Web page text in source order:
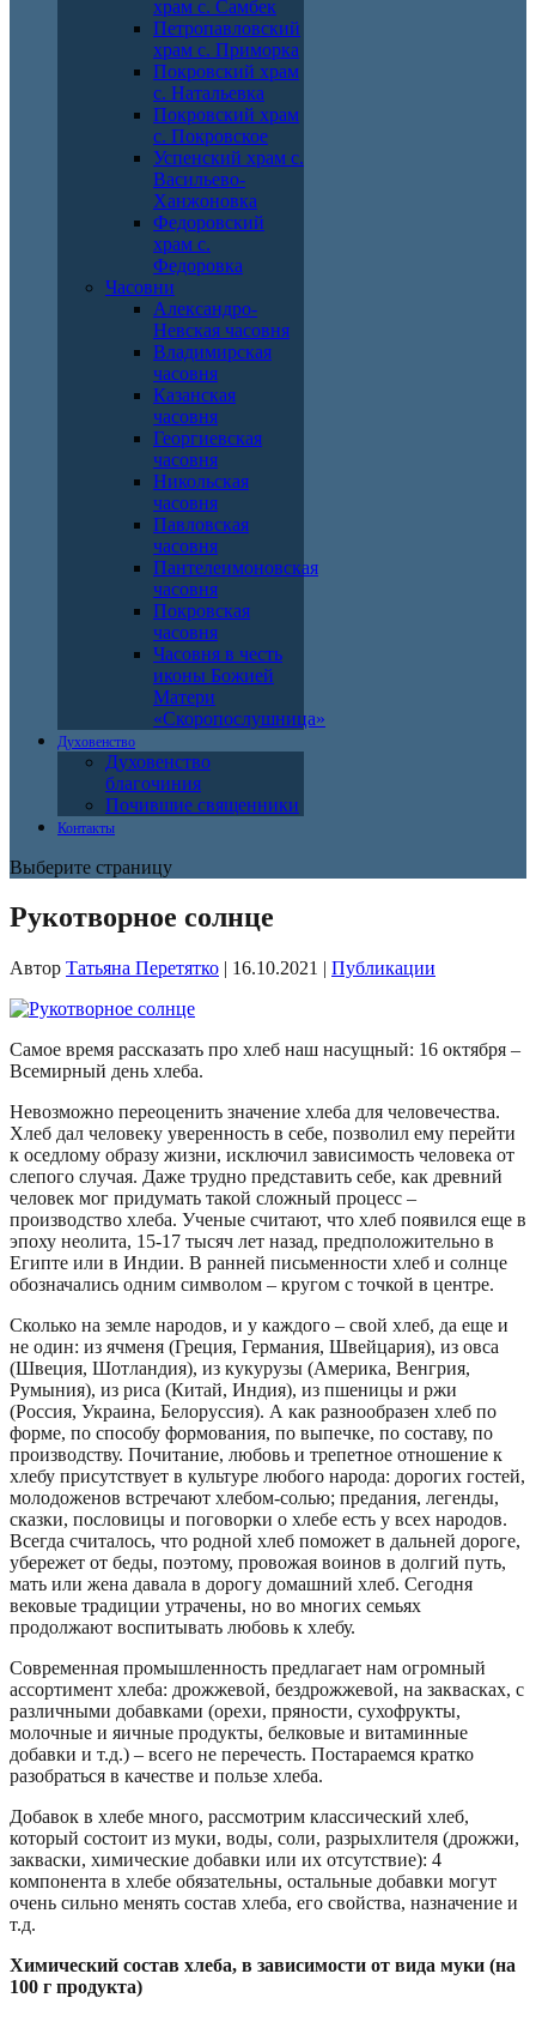
храм с. Самбек
Петропавловский
храм с. Приморка
Покровский храм
с. Натальевка
Покровский храм
с. Покровское
Успенский храм с.
Васильево-
Ханжоновка
Федоровский
храм с.
Федоровка
Часовни
Александро-
Невская часовня
Владимирская
часовня
Казанская
часовня
Георгиевская
часовня
Никольская
часовня
Павловская
часовня
Пантелеимоновская
часовня
Покровская
часовня
Часовня в честь
иконы Божией
Матери
«Скоропослушница»
Духовенство
Духовенство
благочиния
Почившие священники
Контакты
Выберите страницу
Рукотворное солнце
Автор Татьяна Перетятко | 16.10.2021 | Публикации
Самое время рассказать про хлеб наш насущный: 16 октября –
Всемирный день хлеба.
Невозможно переоценить значение хлеба для человечества.
Хлеб дал человеку уверенность в себе, позволил ему перейти
к оседлому образу жизни, исключил зависимость человека от
слепого случая. Даже трудно представить себе, как древний
человек мог придумать такой сложный процесс –
производство хлеба. Ученые считают, что хлеб появился еще в
эпоху неолита, 15-17 тысяч лет назад, предположительно в
Египте или в Индии. В ранней письменности хлеб и солнце
обозначались одним символом – кругом с точкой в центре.
Сколько на земле народов, и у каждого – свой хлеб, да еще и
не один: из ячменя (Греция, Германия, Швейцария), из овса
(Швеция, Шотландия), из кукурузы (Америка, Венгрия,
Румыния), из риса (Китай, Индия), из пшеницы и ржи
(Россия, Украина, Белоруссия). А как разнообразен хлеб по
форме, по способу формования, по выпечке, по составу, по
производству. Почитание, любовь и трепетное отношение к
хлебу присутствует в культуре любого народа: дорогих гостей,
молодоженов встречают хлебом-солью; предания, легенды,
сказки, пословицы и поговорки о хлебе есть у всех народов.
Всегда считалось, что родной хлеб поможет в дальней дороге,
убережет от беды, поэтому, провожая воинов в долгий путь,
мать или жена давала в дорогу домашний хлеб. Сегодня
вековые традиции утрачены, но во многих семьях
продолжают воспитывать любовь к хлебу.
Современная промышленность предлагает нам огромный
ассортимент хлеба: дрожжевой, бездрожжевой, на заквасках, с
различными добавками (орехи, пряности, сухофрукты,
молочные и яичные продукты, белковые и витаминные
добавки и т.д.) – всего не перечесть. Постараемся кратко
разобраться в качестве и пользе хлеба.
Добавок в хлебе много, рассмотрим классический хлеб,
который состоит из муки, воды, соли, разрыхлителя (дрожжи,
закваски, химические добавки или их отсутствие): 4
компонента в хлебе обязательны, остальные добавки могут
очень сильно менять состав хлеба, его свойства, назначение и
т.д.
Химический состав хлеба, в зависимости от вида муки (на
100 г продукта)